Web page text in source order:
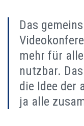
Das
mehr für
nutzbar.
die Idee der
ja alle